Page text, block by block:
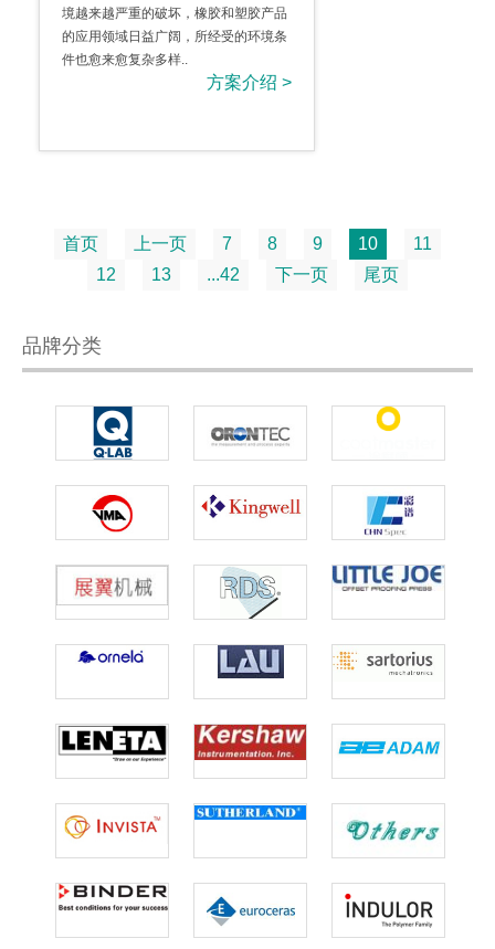
境越来越严重的破坏，橡胶和塑胶产品
的应用领域日益广阔，所经受的环境条
件也愈来愈复杂多样..
方案介绍 >
首页 上一页 7 8 9 10
11
12
13 ...42 下一页 尾页
品牌分类